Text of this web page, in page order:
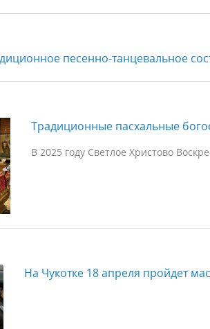
песенно-танцевальное
Традиционные пасхальные
В 2025 году Светлое Христово
На Чукотке 18 апреля пройдет